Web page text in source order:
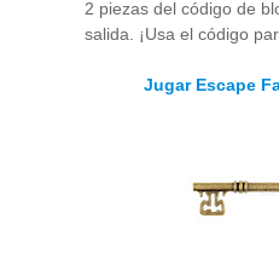
2 piezas del código de
salida. ¡Usa el código
Jugar Escape